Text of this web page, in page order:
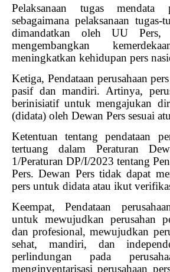
Pelaksanaan tugas mendata
sebagaimana pelaksanaan
dimandatkan oleh UU Pers,
mengembangkan
meningkatkan kehidupan pers
Ketiga, Pendataan perusahaan
pasif dan mandiri. Artinya,
berinisiatif untuk mengajukan
(didata) oleh Dewan Pers sesuai
Ketentuan tentang pendataan
tertuang dalam Peraturan
1/Peraturan DP/I/2023 tentang
Pers. Dewan Pers tidak dapat
pers untuk didata atau ikut
Keempat, Pendataan
untuk mewujudkan perusahan
dan profesional, mewujudkan
sehat, mandiri, dan
perlindungan pada
menginventarisasi perusahaan